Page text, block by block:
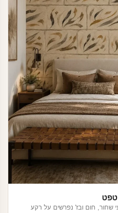
טפט
שחור, חום ובז' נפרשים על רקע